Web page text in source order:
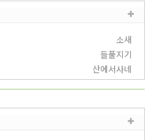
소새
들풀지기
산에서사네